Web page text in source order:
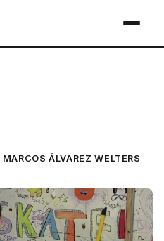
MARCOS ÁLVAREZ WELTERS